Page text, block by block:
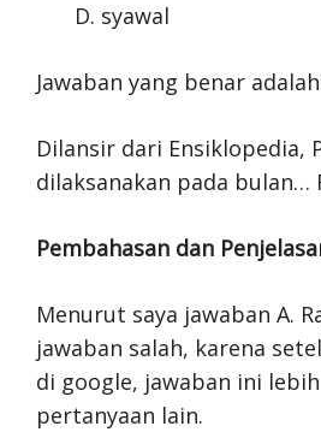
syawal
Jawaban yang benar
Dilansir dari Ensiklopedia,
dilaksanakan pada bulan…
Pembahasan dan
Menurut saya jawaban A.
jawaban salah, karena
di google, jawaban ini
pertanyaan lain.